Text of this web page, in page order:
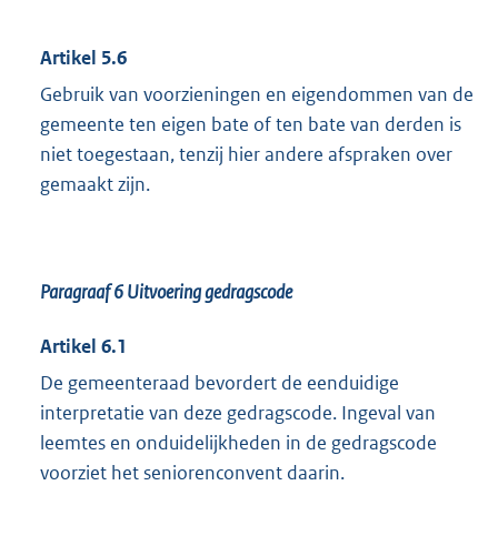
Artikel 5.6
Gebruik van voorzieningen en eigendommen van de
gemeente ten eigen bate of ten bate van derden is
niet toegestaan, tenzij hier andere afspraken over
gemaakt zijn.
Paragraaf 6Uitvoering gedragscode
Artikel 6.1
De gemeenteraad bevordert de eenduidige
interpretatie van deze gedragscode. Ingeval van
leemtes en onduidelijkheden in de gedragscode
voorziet het seniorenconvent daarin.